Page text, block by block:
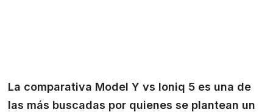
La comparativa Model Y vs Ioniq 5 es una de
las más buscadas por quienes se plantean un